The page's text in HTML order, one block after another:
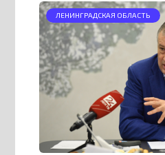
ЛЕНИНГРАДСКАЯ ОБЛАСТЬ